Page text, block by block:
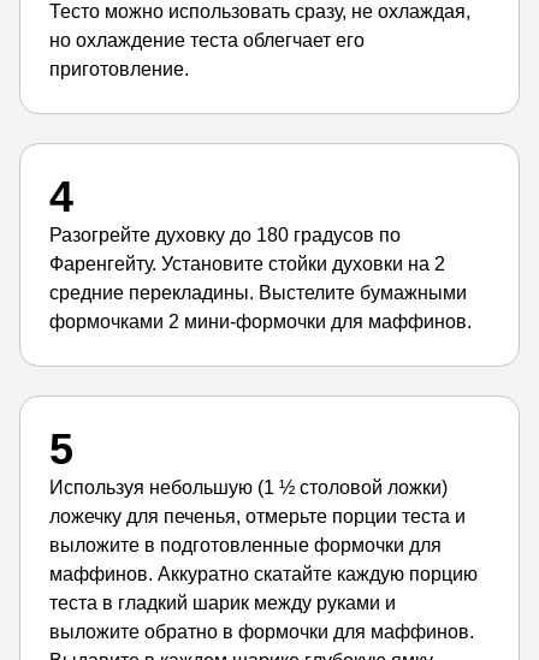
Тесто можно использовать сразу, не охлаждая,
но охлаждение теста облегчает его
приготовление.
4
Разогрейте духовку до 180 градусов по
Фаренгейту. Установите стойки духовки на 2
средние перекладины. Выстелите бумажными
формочками 2 мини-формочки для маффинов.
5
Используя небольшую (1 ½ столовой ложки)
ложечку для печенья, отмерьте порции теста и
выложите в подготовленные формочки для
маффинов. Аккуратно скатайте каждую порцию
теста в гладкий шарик между руками и
выложите обратно в формочки для маффинов.